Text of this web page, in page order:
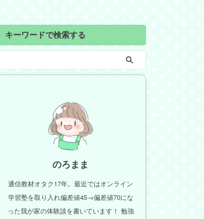
キーワードで検索する
のろまま
通信教材オタク17年。最近ではオンライン
学習塾を取り入れ偏差値45→偏差値70にな
った我が家の体験談を書いています！ 勉強